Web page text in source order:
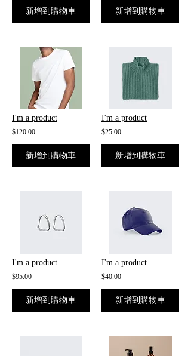
新增到購物車 新增到購物車
I'm a product
$120.00
新增到購物車
I'm a product
$25.00
新增到購物車
I'm a product
$95.00
新增到購物車
I'm a product
$40.00
新增到購物車